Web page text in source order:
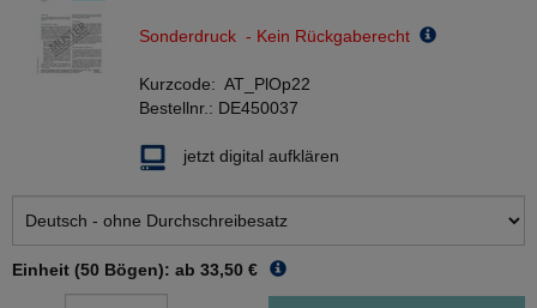
Sonderdruck - Kein Rückgaberecht
Kurzcode: AT_PlOp22
Bestellnr.: DE450037
jetzt digital aufklären
Einheit (50 Bögen): ab 33,50 €